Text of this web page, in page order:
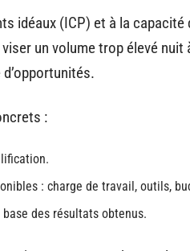
idéaux (ICP) et à la
un volume trop élevé nuit
:
: charge de travail, outils,
des résultats obtenus.